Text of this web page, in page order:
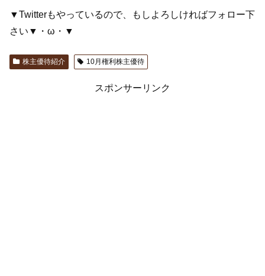
▼Twitterもやっているので、もしよろしければフォロー下
さい▼・ω・▼
株主優待紹介 10月権利株主優待
スポンサーリンク